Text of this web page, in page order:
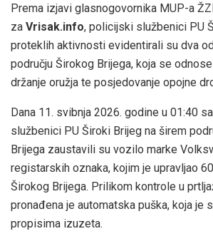
Prema izjavi glasnogovornika MUP-a
za Vrisak.info, policijski službenici PU
proteklih aktivnosti evidentirali su dva
području Širokog Brijega, koja se
držanje oružja te posjedovanje opojne
Dana 11. svibnja 2026. godine u 01:40
službenici PU Široki Brijeg na širem
Brijega zaustavili su vozilo marke
registarskih oznaka, kojim je upravljao
Širokog Brijega. Prilikom kontrole u
pronađena je automatska puška, koja je
propisima izuzeta.